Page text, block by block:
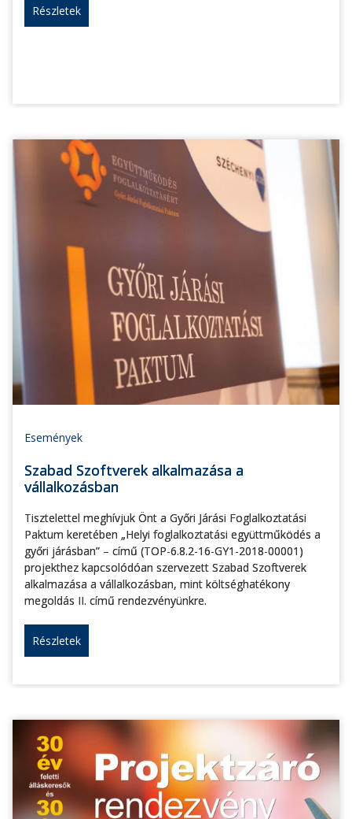
Részletek
Események
Szabad Szoftverek alkalmazása a
vállalkozásban
Tisztelettel meghívjuk Önt a Győri Járási Foglalkoztatási
Paktum keretében „Helyi foglalkoztatási együttműködés a
győri járásban” – című (TOP-6.8.2-16-GY1-2018-00001)
projekthez kapcsolódóan szervezett Szabad Szoftverek
alkalmazása a vállalkozásban, mint költséghatékony
megoldás II. című rendezvényünkre.
Részletek